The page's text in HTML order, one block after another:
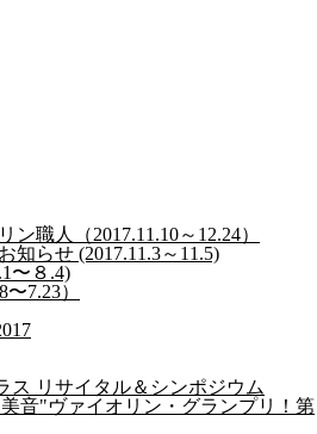
職人（2017.11.10～12.24）
知らせ (2017.11.3～11.5)
〜８.4)
7.23）
ス リサイタル＆シンポジウム
音"ヴァイオリン・グランプリ！第